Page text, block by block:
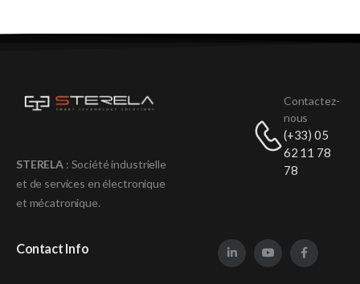
STERELA : Société industrielle
et de services en électronique
et mécatronique.
Contact Info
Contactez-
nous
(+33) 05
62 11 78
78